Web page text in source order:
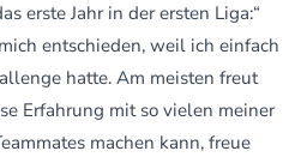
erste Jahr in der ersten Liga:“
entschieden, weil ich einfach
hatte. Am meisten freut
Erfahrung mit so vielen meiner
machen kann, freue